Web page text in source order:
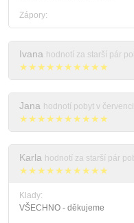
Zápory:
Ivana hodnotí za starší pár
★★★★★★★★★★
Jana hodnotí pobyt v
★★★★★★★★★★
Karla hodnotí za starší pár
★★★★★★★★★★
Klady:
VŠECHNO - děkujeme